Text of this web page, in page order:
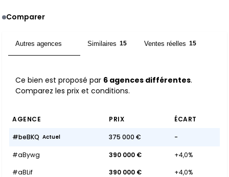
Comparer
Autres agences Similaires 15 Ventes réelles 15
Ce bien est proposé par 6 agences différentes.
Comparez les prix et conditions.
AGENCE PRIX ÉCART
#beBKQ Actuel 375 000 € -
#aBywg 390 000 €
+4,0%
#aBLif
390 000 €
+4,0%